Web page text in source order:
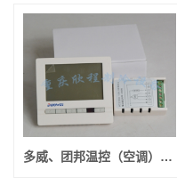
多威、团邦温控（空调）遥控板 液晶的 （常卖的）